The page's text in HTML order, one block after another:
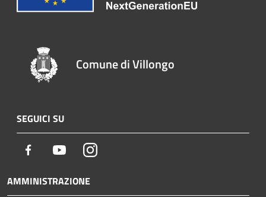
Comune di Villongo
SEGUICI SU
Facebook YoutubeInstagram
AMMINISTRAZIONE